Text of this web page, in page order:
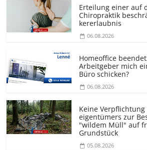
Erteilung einer auf
Chiropraktik
kererlaubnis
06.08.2026
Homeoffice
Arbeitgeber mich
Büro schicken?
06.08.2026
Keine
eigentümers zur
"wildem Müll" auf
Grundstück
05.08.2026